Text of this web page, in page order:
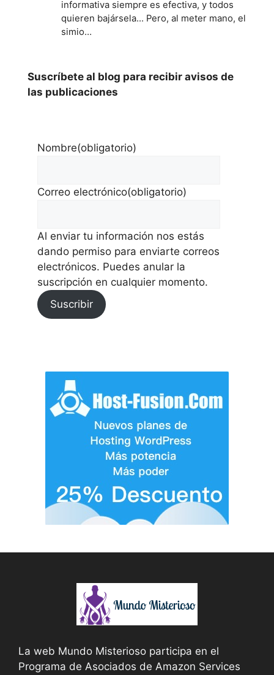
informativa siempre es efectiva, y todos
quieren bajársela... Pero, al meter mano, el
simio…
Suscríbete al blog para recibir avisos de
las publicaciones
Nombre(obligatorio)
Correo electrónico(obligatorio)
Al enviar tu información nos estás
dando permiso para enviarte correos
electrónicos. Puedes anular la
suscripción en cualquier momento.
Suscribir
La web Mundo Misterioso participa en el
Programa de Asociados de Amazon Services